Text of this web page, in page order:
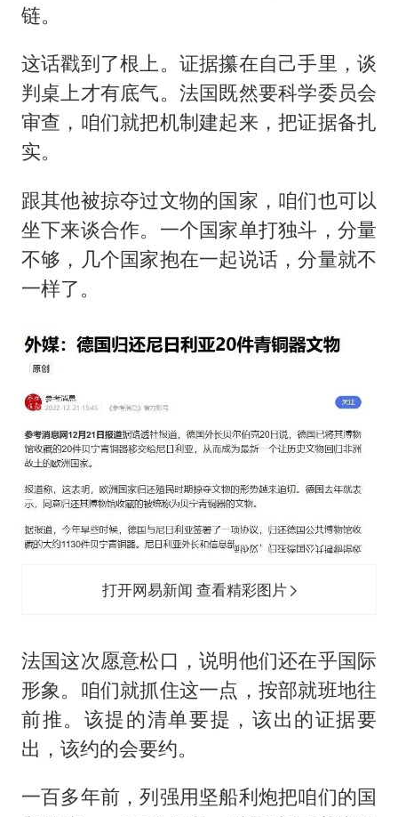
链。
这话戳到了根上。证据攥在自己手里，谈
判桌上才有底气。法国既然要科学委员会
审查，咱们就把机制建起来，把证据备扎
实。
跟其他被掠夺过文物的国家，咱们也可以
坐下来谈合作。一个国家单打独斗，分量
不够，几个国家抱在一起说话，分量就不
一样了。
打开网易新闻 查看精彩图片
法国这次愿意松口，说明他们还在乎国际
形象。咱们就抓住这一点，按部就班地往
前推。该提的清单要提，该出的证据要
出，该约的会要约。
一百多年前，列强用坚船利炮把咱们的国